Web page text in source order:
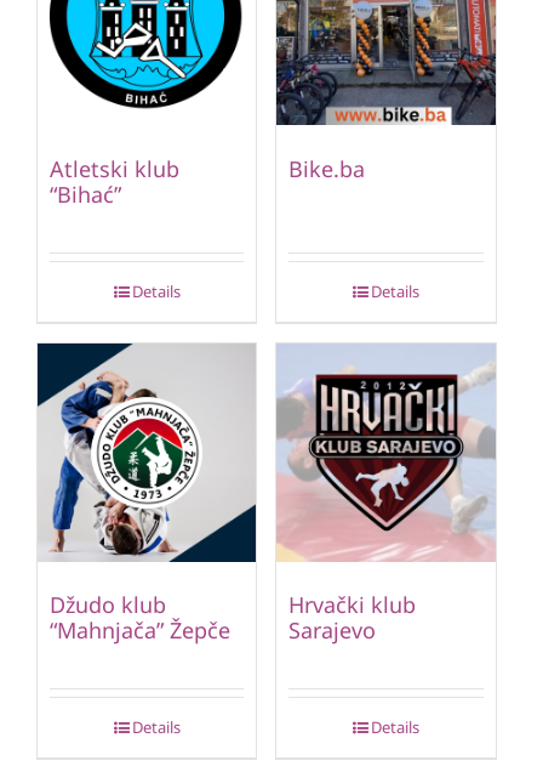
Atletski klub
“Bihać”
Details
Bike.ba
Details
Džudo klub
“Mahnjača” Žepče
Details
Hrvački klub
Sarajevo
Details